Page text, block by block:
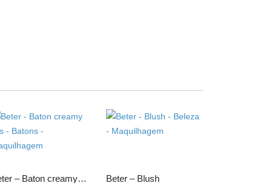
Beter – Baton creamy lips Beter – Blush